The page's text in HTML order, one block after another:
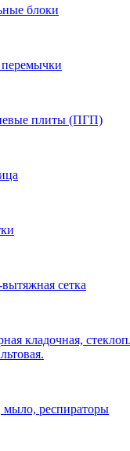
блоки
плиты (ПГП)
сетка
кладочная,
мыло, респираторы